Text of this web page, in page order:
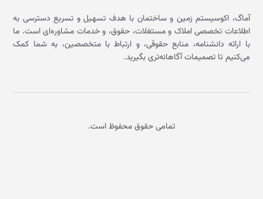
آماگ، اکوسیستم زمین و ساختمان با هدف تسهیل و تسریع دسترسی به
اطلاعات تخصصی املاک و مستغلات، حقوق، و خدمات مشاوره‌ای است. ما
با ارائه دانشنامه، منابع حقوقی، و ارتباط با متخصصین، به شما کمک
می‌کنیم تا تصمیمات آگاهانه‌تری بگیرید.
تمامی حقوق محفوظ است.